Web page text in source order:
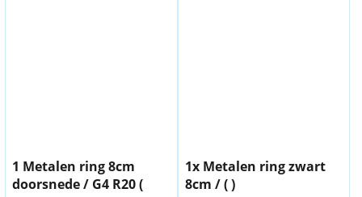
1 Metalen ring 8cm
doorsnede / G4 R20 (
1x Metalen ring zwart
8cm / ( )